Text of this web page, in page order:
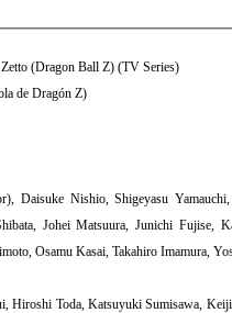
(Dragon Ball Z) (TV Series)
de Dragón Z)
Daisuke Nishio, Shigeyasu
Johei Matsuura, Junichi Fujise,
Osamu Kasai, Takahiro Imamura,
Hiroshi Toda, Katsuyuki Sumisawa,